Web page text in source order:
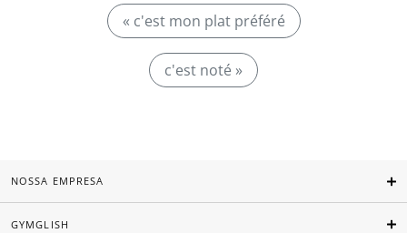
« c'est mon plat préféré
c'est noté »
NOSSA EMPRESA
GYMGLISH